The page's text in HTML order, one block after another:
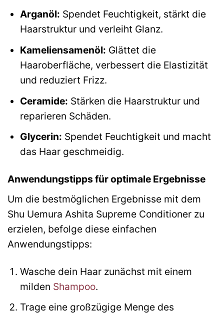
Arganöl: Spendet Feuchtigkeit, stärkt die
Haarstruktur und verleiht Glanz.
Kameliensamenöl: Glättet die
Haaroberfläche, verbessert die Elastizität
und reduziert Frizz.
Ceramide: Stärken die Haarstruktur und
reparieren Schäden.
Glycerin: Spendet Feuchtigkeit und macht
das Haar geschmeidig.
Anwendungstipps für optimale Ergebnisse
Um die bestmöglichen Ergebnisse mit dem
Shu Uemura Ashita Supreme Conditioner zu
erzielen, befolge diese einfachen
Anwendungstipps:
Wasche dein Haar zunächst mit einem
milden Shampoo.
Trage eine großzügige Menge des